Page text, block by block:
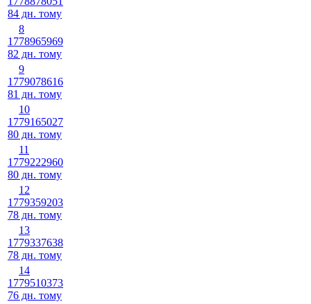
84 дн. тому
8
1778965969
82 дн. тому
9
1779078616
81 дн. тому
10
1779165027
80 дн. тому
11
1779222960
80 дн. тому
12
1779359203
78 дн. тому
13
1779337638
78 дн. тому
14
1779510373
76 дн. тому